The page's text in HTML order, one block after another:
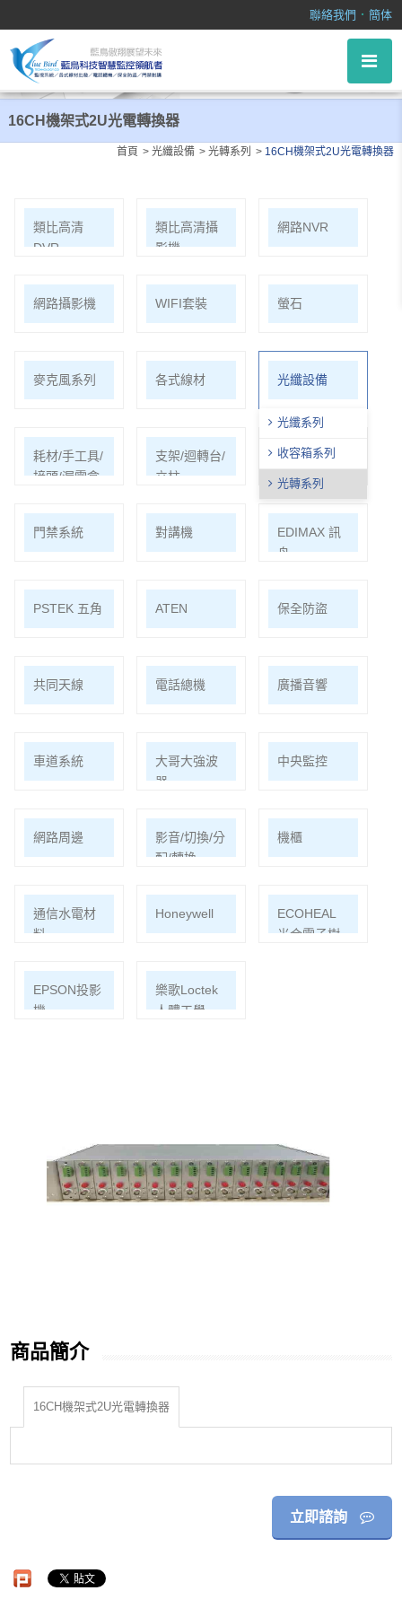
聯絡我們 ． 簡体
16CH機架式2U光電轉換器
首頁 光纖設備 光轉系列 16CH機架式2U光電轉換器
類比高清
DVR
類比高清攝
影機
網路NVR
網路攝影機 WIFI套裝 螢石
麥克風系列 各式線材 光纖設備
光纖系列
收容箱系列
光轉系列
耗材/手工具/
接頭/漏電盒
支架/迴轉台/
立柱
電視螢幕(工
程寶)/壁掛架
門禁系統 對講機
EDIMAX 訊
舟
PSTEK 五角 ATEN 保全防盜
共同天線 電話總機 廣播音響
車道系統
大哥大強波
器
中央監控
網路周邊
影音/切換/分
配/轉換
機櫃
通信水電材
料
Honeywell
ECOHEAL
光合電子樹
EPSON投影
機
樂歌Loctek
人體工學
商品簡介
16CH機架式2U光電轉換器
立即諮詢